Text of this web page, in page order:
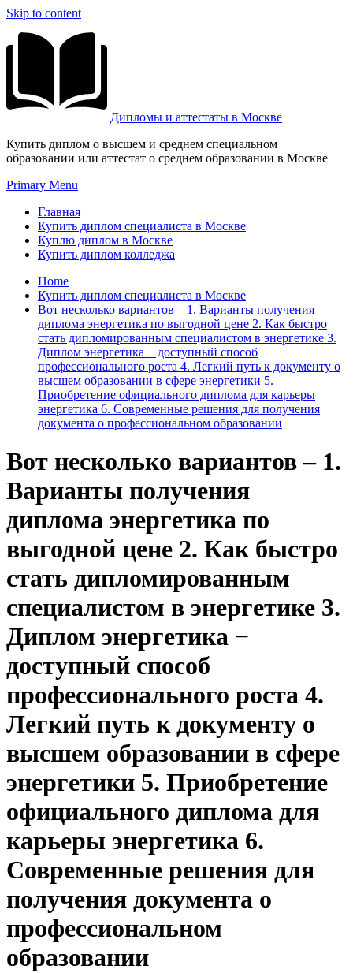
Skip to content
Дипломы и аттестаты в Москве
Купить диплом о высшем и среднем специальном
образовании или аттестат о среднем образовании в Москве
Primary Menu
Главная
Купить диплом специалиста в Москве
Куплю диплом в Москве
Купить диплом колледжа
Home
Купить диплом специалиста в Москве
Вот несколько вариантов – 1. Варианты получения
диплома энергетика по выгодной цене 2. Как быстро
стать дипломированным специалистом в энергетике 3.
Диплом энергетика − доступный способ
профессионального роста 4. Легкий путь к документу о
высшем образовании в сфере энергетики 5.
Приобретение официального диплома для карьеры
энергетика 6. Современные решения для получения
документа о профессиональном образовании
Вот несколько вариантов – 1.
Варианты получения
диплома энергетика по
выгодной цене 2. Как быстро
стать дипломированным
специалистом в энергетике 3.
Диплом энергетика −
доступный способ
профессионального роста 4.
Легкий путь к документу о
высшем образовании в сфере
энергетики 5. Приобретение
официального диплома для
карьеры энергетика 6.
Современные решения для
получения документа о
профессиональном
образовании